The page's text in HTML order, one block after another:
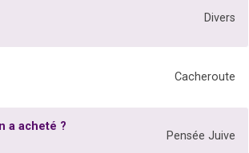
Divers
Cacheroute
a acheté ?
Pensée Juive